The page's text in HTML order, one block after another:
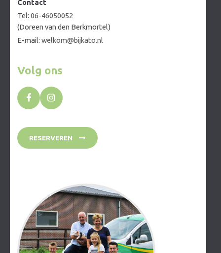
Contact
Tel: 06-46050052
(Doreen van den Berkmortel)
E-mail: welkom@bijkato.nl
Volg ons
RESERVEREN